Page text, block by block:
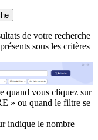
de votre recherche
sous les critères
quand vous cliquez sur
» ou quand le filtre se
indique le nombre